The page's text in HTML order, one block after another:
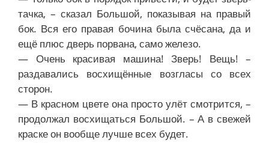
тачка, – сказал Большой, показывая на правый
бок. Вся его правая бочина была счёсана, да и
ещё плюс дверь порвана, само железо.
— Очень красивая машина! Зверь! Вещь! –
раздавались восхищённые возгласы со всех
сторон.
— В красном цвете она просто улёт смотрится, –
продолжал восхищаться Большой. – А в свежей
краске он вообще лучше всех будет.